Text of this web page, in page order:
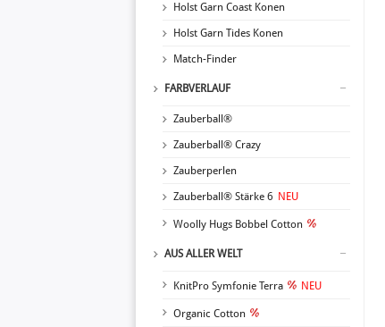
Holst Garn Coast Konen
Holst Garn Tides Konen
Match-Finder
FARBVERLAUF
Zauberball®
Zauberball® Crazy
Zauberperlen
Zauberball® Stärke 6 NEU
Woolly Hugs Bobbel Cotton
AUS ALLER WELT
KnitPro Symfonie Terra NEU
Organic Cotton